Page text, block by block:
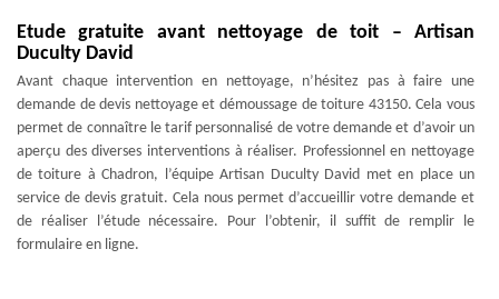
Etude gratuite avant nettoyage de toit – Artisan
Duculty David
Avant chaque intervention en nettoyage, n’hésitez pas à faire une
demande de devis nettoyage et démoussage de toiture 43150. Cela vous
permet de connaître le tarif personnalisé de votre demande et d’avoir un
aperçu des diverses interventions à réaliser. Professionnel en nettoyage
de toiture à Chadron, l’équipe Artisan Duculty David met en place un
service de devis gratuit. Cela nous permet d’accueillir votre demande et
de réaliser l’étude nécessaire. Pour l’obtenir, il suffit de remplir le
formulaire en ligne.